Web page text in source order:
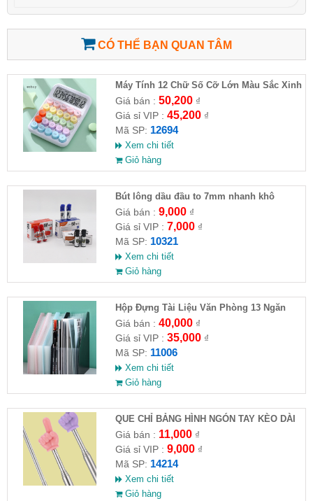
CÓ THỂ BẠN QUAN TÂM
Máy Tính 12 Chữ Số Cỡ Lớn Màu Sắc Xinh
Xắn
Giá bán : 50,200₫
Giá sỉ VIP : 45,200₫
Mã SP: 12694
Xem chi tiết
Giỏ hàng
Bút lông dầu đầu to 7mm nhanh khô
Giá bán : 9,000₫
Giá sỉ VIP : 7,000₫
Mã SP: 10321
Xem chi tiết
Giỏ hàng
Hộp Đựng Tài Liệu Văn Phòng 13 Ngăn
Giá bán : 40,000₫
Giá sỉ VIP : 35,000₫
Mã SP: 11006
Xem chi tiết
Giỏ hàng
QUE CHỈ BẢNG HÌNH NGÓN TAY KÈO DÀI
68CM
Giá bán : 11,000₫
Giá sỉ VIP : 9,000₫
Mã SP: 14214
Xem chi tiết
Giỏ hàng